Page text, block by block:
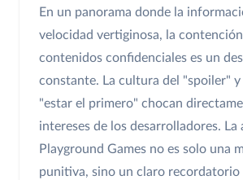
En un panorama donde la
velocidad vertiginosa, la
contenidos confidenciales es un
constante. La cultura del "spoiler" y
"estar el primero" chocan
intereses de los desarrolladores. La
Playground Games no es solo una
punitiva, sino un claro recordatorio